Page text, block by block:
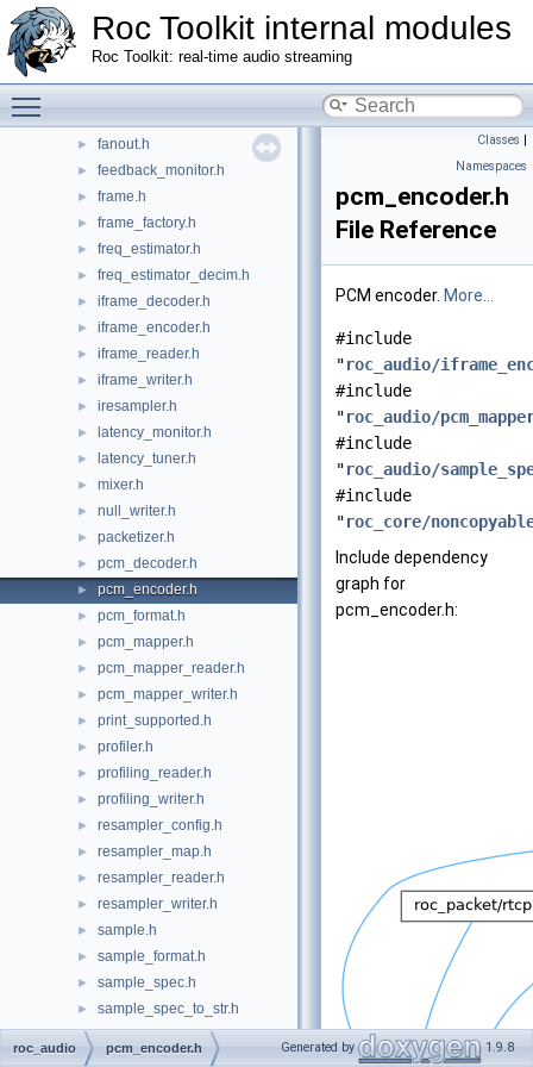
Roc Toolkit internal modules
Roc Toolkit: real-time audio streaming
channel_set.h
channel_set_to_str.h
channel_tables.h
► fanout.h
► feedback_monitor.h
► frame.h
► frame_factory.h
► freq_estimator.h
► freq_estimator_decim.h
► iframe_decoder.h
► iframe_encoder.h
► iframe_reader.h
► iframe_writer.h
► iresampler.h
► latency_monitor.h
► latency_tuner.h
► mixer.h
► null_writer.h
► packetizer.h
► pcm_decoder.h
► pcm_encoder.h
► pcm_format.h
► pcm_mapper.h
► pcm_mapper_reader.h
► pcm_mapper_writer.h
► print_supported.h
► profiler.h
► profiling_reader.h
► profiling_writer.h
► resampler_config.h
► resampler_map.h
► resampler_reader.h
► resampler_writer.h
► sample.h
► sample_format.h
► sample_spec.h
► sample_spec_to_str.h
► watchdog.h
roc_core
Classes |
Namespaces
pcm_encoder.h
File Reference
PCM encoder. More...
#include
"roc_audio/
#include
"roc_audio/
#include
"roc_audio/
#include
"roc_core/
Include dependency
graph for
pcm_encoder.h:
roc_audio pcm_encoder.h Generated by 1.9.8